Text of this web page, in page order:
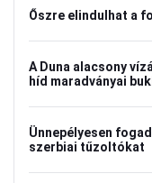
Őszre elindulhat a
A Duna alacsony
híd maradványai
Ünnepélyesen
szerbiai tűzoltókat